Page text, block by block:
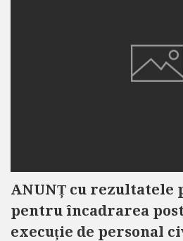
ANUNȚ cu rezultatele
pentru încadrarea
execuție de personal